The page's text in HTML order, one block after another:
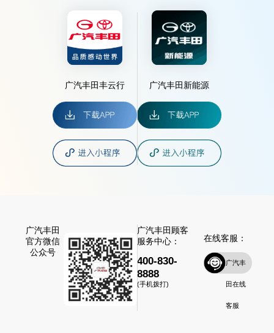
广汽丰田丰云行 广汽丰田新能源
广汽丰田
官方微信
公众号
广汽丰田顾客
服务中心：
400-830-
8888
(手机拨打)
在线客服：
广汽丰
田在线
客服